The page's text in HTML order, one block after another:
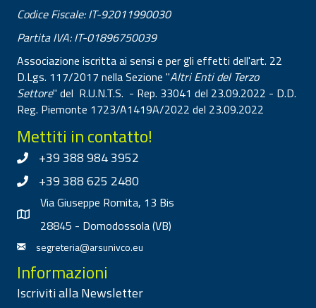
Codice Fiscale: IT-92011990030
Partita IVA: IT-01896750039
Associazione iscritta ai sensi e per gli effetti dell'art. 22
D.Lgs. 117/2017 nella Sezione "Altri Enti del Terzo
Settore" del R.U.N.T.S. - Rep. 33041 del 23.09.2022 - D.D.
Reg. Piemonte 1723/A1419A/2022 del 23.09.2022
Mettiti in contatto!
+39 388 984 3952
+39 388 625 2480
Via Giuseppe Romita, 13 Bis
28845 - Domodossola (VB)
segreteria@arsunivco.eu
Informazioni
Iscriviti alla Newsletter